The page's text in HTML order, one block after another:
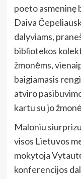
poeto
Daiva
dalyviams,
bibliotekos
žmonėms,
baigiamasis
atviro
kartu su jo
Maloniu
visos Lietuvos
mokytoja
konferencijos